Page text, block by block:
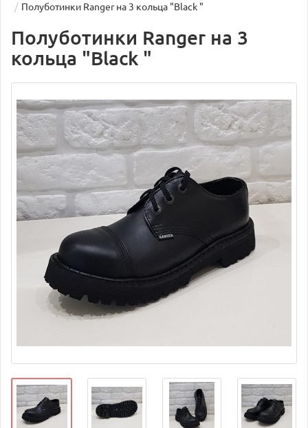
Полуботинки Ranger на 3 кольца "Black "
Полуботинки Ranger на 3
кольца "Black "